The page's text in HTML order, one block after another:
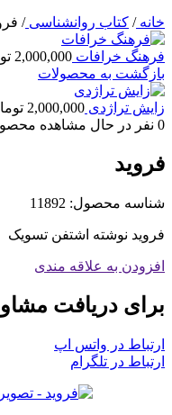
خانه/ کتاب روانشناسی/
فرهنگ خرافات 2,000,000
بازگشت به محصولات
زایش تراژدی 2,000,000
0 نفر در حال مشاهده
فروید
شناسه محصول: 11892
فروید نوشته اشتفن تسویک
افزودن به علاقه مندی
برای دریافت
ارتباط در واتس اپ
ارتباط در تلگرام